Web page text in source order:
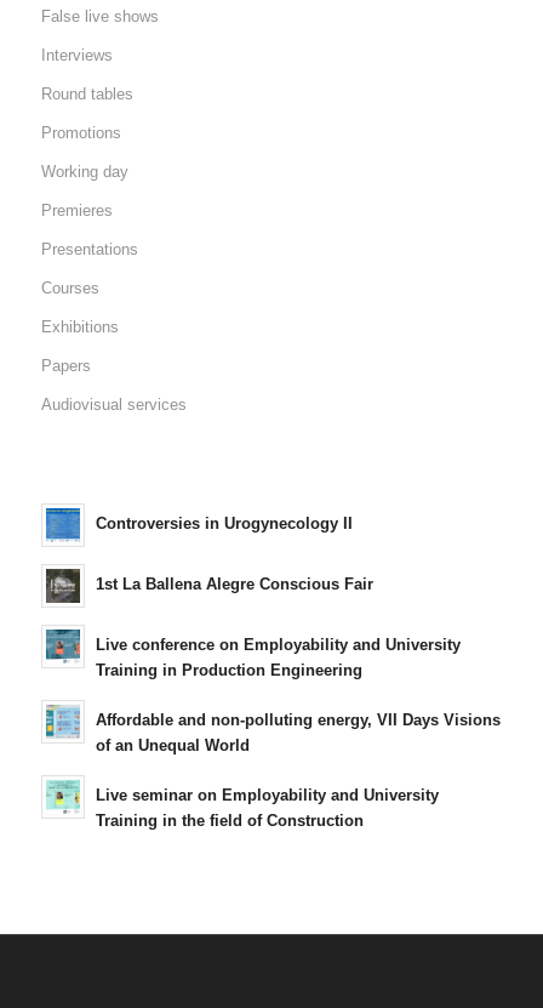
False live shows
Interviews
Round tables
Promotions
Working day
Premieres
Presentations
Courses
Exhibitions
Papers
Audiovisual services
Controversies in Urogynecology II
1st La Ballena Alegre Conscious Fair
Live conference on Employability and University
Training in Production Engineering
Affordable and non-polluting energy, VII Days Visions
of an Unequal World
Live seminar on Employability and University
Training in the field of Construction